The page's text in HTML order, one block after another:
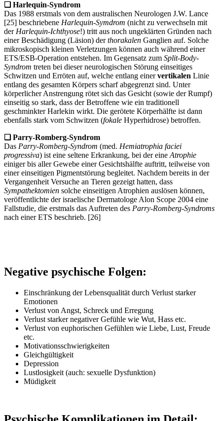
❏ Harlequin-Syndrom
Das 1988 erstmals von dem australischen Neurologen J.W. Lance
[25] beschriebene Harlequin-Symdrom (nicht zu verwechseln mit
der Harlequin-Ichthyose!) tritt aus noch ungeklärten Gründen nach
einer Beschädigung (Läsion) derthorakalen Ganglien auf. Solche
mikroskopisch kleinen Verletzungen können auch während einer
ETS/ESB-Operation entstehen. Im Gegensatz zum Split-Body-
Syndrom treten bei dieser neurologischen Störung einseitiges
Schwitzen und Erröten auf, welche entlang einervertikalen Linie
entlang des gesamten Körpers scharf abgegrenzt sind. Unter
körperlicher Anstrengung rötet sich das Gesicht (sowie der Rumpf)
einseitig so stark, dass der Betroffene wie ein traditionell
geschminkter Harlekin wirkt. Die gerötete Körperhälfte ist dann
ebenfalls stark vom Schwitzen (fokale Hyperhidrose) betroffen.
❏ Parry-Romberg-Syndrom
Das Parry-Romberg-Syndrom (med. Hemiatrophia faciei
progressiva) ist eine seltene Erkrankung, bei der eine Atrophie
einiger bis aller Gewebe einer Gesichtshälfte auftritt, teilweise von
einer einseitigen Pigmentstörung begleitet. Nachdem bereits in der
Vergangenheit Versuche an Tieren gezeigt hatten, dass
Sympathektomien solche einseitigen Atrophien auslösen können,
veröffentlichte der israelische Dermatologe Alon Scope 2004 eine
Fallstudie, die erstmals das Auftreten des Parry-Romberg-Syndroms
nach einer ETS beschrieb. [26]
Negative psychische Folgen:
Einschränkung der Lebensqualität durch Verlust starker
Emotionen
Verlust von Angst, Schreck und Erregung
Verlust starker negativer Gefühle wie Wut, Hass etc.
Verlust von euphorischen Gefühlen wie Liebe, Lust, Freude
etc.
Motivationsschwierigkeiten
Gleichgültigkeit
Depression
Lustlosigkeit (auch: sexuelle Dysfunktion)
Müdigkeit